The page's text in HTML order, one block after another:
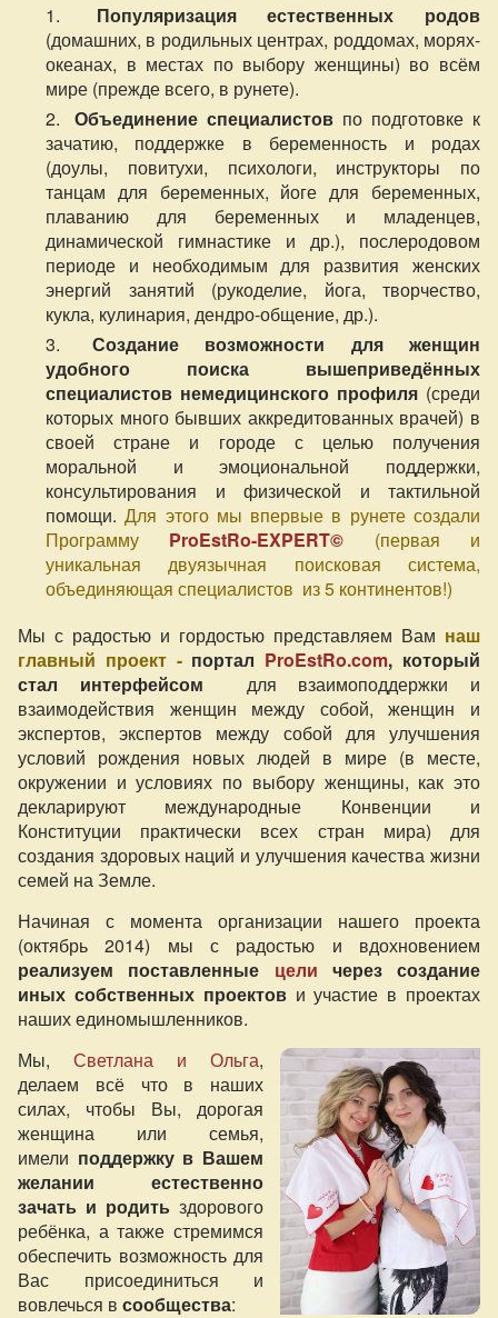
Популяризация естественных родов
(домашних, в родильных центрах, роддомах, морях-
океанах, в местах по выбору женщины) во всём
мире (прежде всего, в рунете).
Объединение специалистов по подготовке к
зачатию, поддержке в беременность и родах
(доулы, повитухи, психологи, инструкторы по
танцам для беременных, йоге для беременных,
плаванию для беременных и младенцев,
динамической гимнастике и др.), послеродовом
периоде и необходимым для развития женских
энергий занятий (рукоделие, йога, творчество,
кукла, кулинария, дендро-общение, др.).
Создание возможности для женщин
удобного поиска вышеприведённых
специалистов немедицинского профиля (среди
которых много бывших аккредитованных врачей) в
своей стране и городе с целью получения
моральной и эмоциональной поддержки,
консультирования и физической и тактильной
помощи.Для этого мы впервые в рунете создали
Программу ProEstRo-EXPERT© (первая и
уникальная двуязычная поисковая система,
объединяющая специалистов из 5 континентов!)
Мы с радостью и гордостью представляем Вам наш
главный проект - портал ProEstRo.com, который
стал интерфейсом
для взаимоподдержки и
взаимодействия женщин между собой, женщин и
экспертов, экспертов между собой для улучшения
условий рождения новых людей в мире (в месте,
окружении и условиях по выбору женщины, как это
декларируют международные Конвенции и
Конституции практически всех стран мира) для
создания здоровых наций и улучшения качества жизни
семей на Земле.
Начиная с момента организации нашего проекта
(октябрь 2014) мы с радостью и вдохновением
реализуем поставленные цели через создание
иных собственных проектови участие в проектах
наших единомышленников.
Мы, Светлана и Ольга,
делаем всё что в наших
силах, чтобы Вы, дорогая
женщина или семья,
имели поддержку в Вашем
желании естественно
зачать и родить здорового
ребёнка, а также стремимся
обеспечить возможность для
Вас присоединиться и
вовлечься в сообщества: